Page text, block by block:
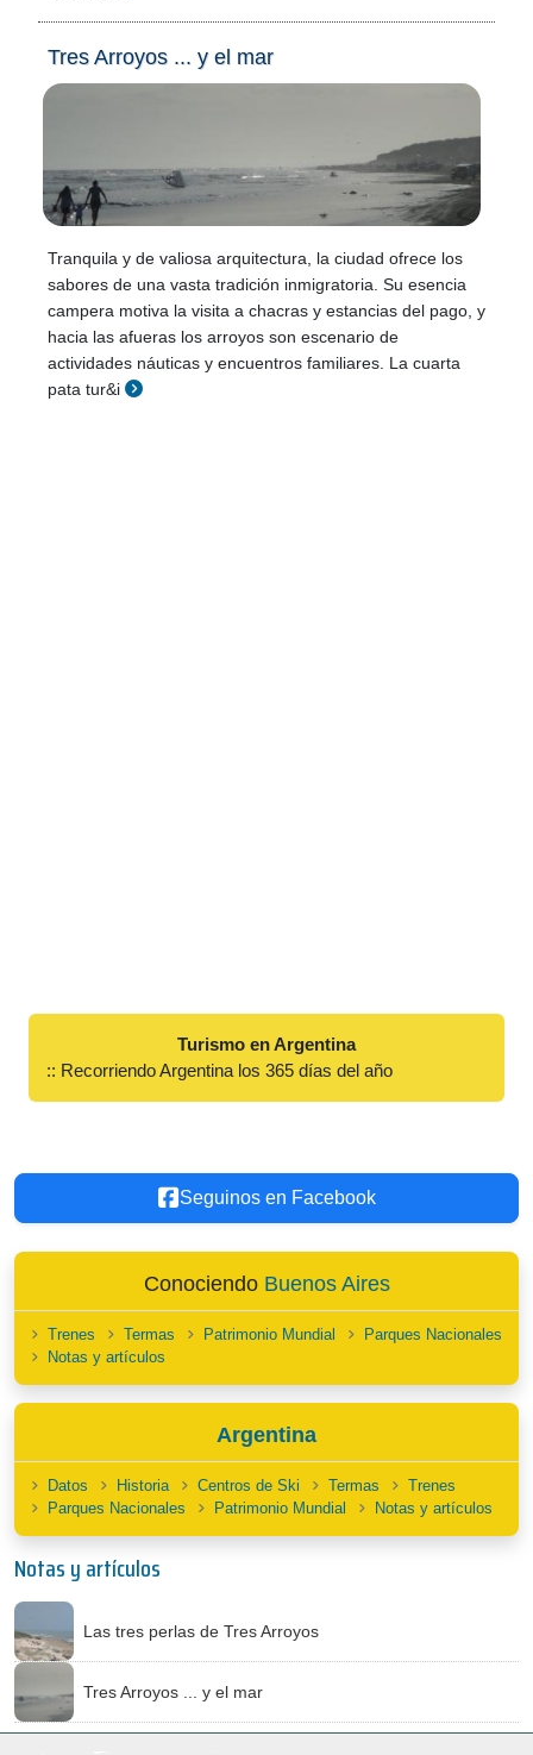
Tres Arroyos ... y el mar
Tranquila y de valiosa arquitectura, la ciudad ofrece los
sabores de una vasta tradición inmigratoria. Su esencia
campera motiva la visita a chacras y estancias del pago, y
hacia las afueras los arroyos son escenario de
actividades náuticas y encuentros familiares. La cuarta
pata tur&i
Turismo en Argentina
:: Recorriendo Argentina los 365 días del año
Seguinos en Facebook
Conociendo Buenos Aires
Trenes Termas Patrimonio Mundial
Parques Nacionales
Notas y artículos
Argentina
Datos Historia Centros de Ski Termas
Trenes
Parques Nacionales
Patrimonio Mundial Notas y artículos
Notas y artículos
Las tres perlas de Tres Arroyos
Tres Arroyos ... y el mar